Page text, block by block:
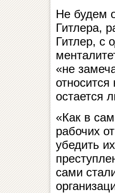
Не будем
Гитлера,
Гитлер, с
«не
остается
«Как в
рабочих
убедить
сами